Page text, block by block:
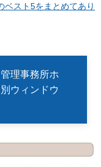
スト5をまとめてあり
理事務所ホ
ウィンドウ